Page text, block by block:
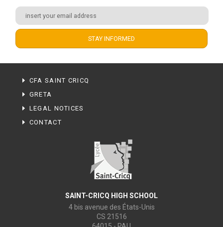
CFA SAINT CRICQ
GRETA
LEGAL NOTICES
CONTACT
SAINT-CRICQ HIGH SCHOOL
4 bis avenue des États-Unis
CS 21516